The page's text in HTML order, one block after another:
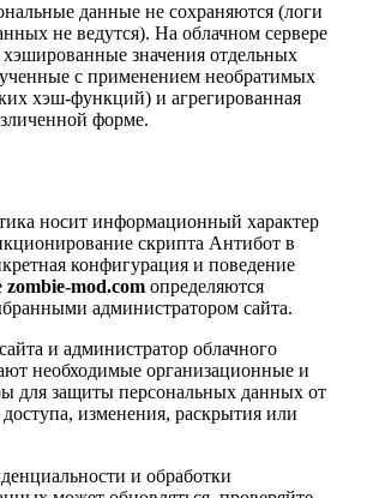
данные не сохраняются (логи
не ведутся). На облачном сервере
хэшированные значения отдельных
с применением необратимых
хэш-функций) и агрегированная
форме.
носит информационный характер
скрипта Антибот в
конфигурация и поведение
zombie-mod.com определяются
администратором сайта.
и администратор облачного
необходимые организационные и
для защиты персональных данных от
изменения, раскрытия или
и обработки